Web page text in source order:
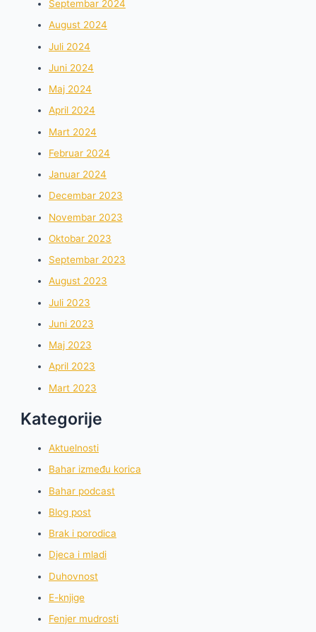
Septembar 2024
August 2024
Juli 2024
Juni 2024
Maj 2024
April 2024
Mart 2024
Februar 2024
Januar 2024
Decembar 2023
Novembar 2023
Oktobar 2023
Septembar 2023
August 2023
Juli 2023
Juni 2023
Maj 2023
April 2023
Mart 2023
Kategorije
Aktuelnosti
Bahar između korica
Bahar podcast
Blog post
Brak i porodica
Djeca i mladi
Duhovnost
E-knjige
Fenjer mudrosti